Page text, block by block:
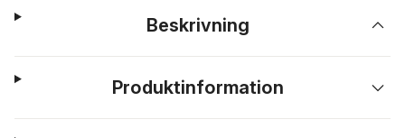
Beskrivning
Produktinformation